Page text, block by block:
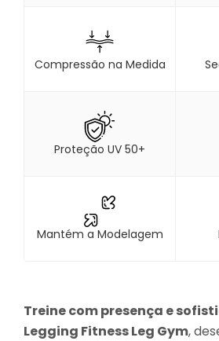
Compressão na Medida
Proteção UV 50+
Mantém a Modelagem
Treine com presença e
Legging Fitness Leg Gym,